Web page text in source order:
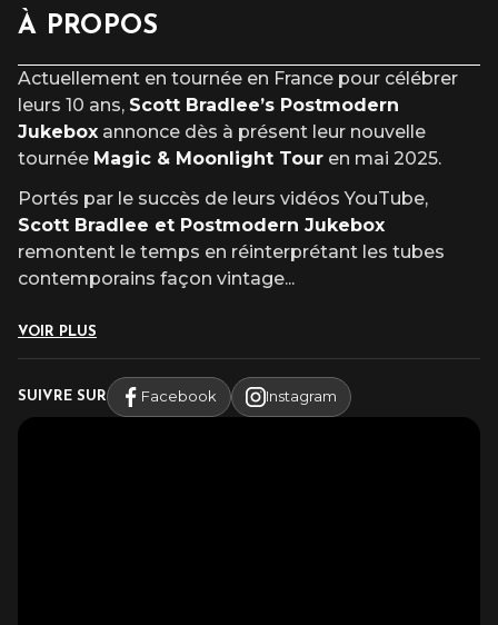
À PROPOS
Actuellement en tournée en France pour célébrer
leurs 10 ans, Scott Bradlee’s Postmodern
Jukebox annonce dès à présent leur nouvelle
tournée Magic & Moonlight Tour en mai 2025.
Portés par le succès de leurs vidéos YouTube,
Scott Bradlee et Postmodern Jukebox
remontent le temps en réinterprétant les tubes
contemporains façon vintage...
VOIR PLUS
SUIVRE SUR Facebook Instagram